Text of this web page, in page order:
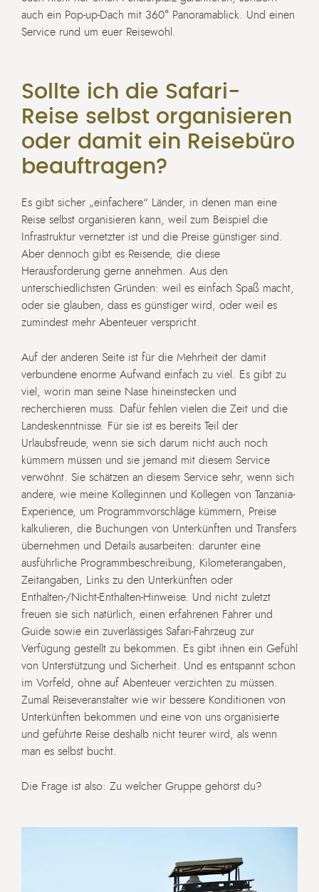
auch ein Pop-up-Dach mit 360° Panoramablick. Und einen
Service rund um euer Reisewohl.
Sollte ich die Safari-
Reise selbst organisieren
oder damit ein Reisebüro
beauftragen?
Es gibt sicher „einfachere“ Länder, in denen man eine
Reise selbst organisieren kann, weil zum Beispiel die
Infrastruktur vernetzter ist und die Preise günstiger sind.
Aber dennoch gibt es Reisende, die diese
Herausforderung gerne annehmen. Aus den
unterschiedlichsten Gründen: weil es einfach Spaß macht,
oder sie glauben, dass es günstiger wird, oder weil es
zumindest mehr Abenteuer verspricht.
Auf der anderen Seite ist für die Mehrheit der damit
verbundene enorme Aufwand einfach zu viel. Es gibt zu
viel, worin man seine Nase hineinstecken und
recherchieren muss. Dafür fehlen vielen die Zeit und die
Landeskenntnisse. Für sie ist es bereits Teil der
Urlaubsfreude, wenn sie sich darum nicht auch noch
kümmern müssen und sie jemand mit diesem Service
verwöhnt. Sie schätzen an diesem Service sehr, wenn sich
andere, wie meine Kolleginnen und Kollegen von Tanzania-
Experience, um Programmvorschläge kümmern, Preise
kalkulieren, die Buchungen von Unterkünften und Transfers
übernehmen und Details ausarbeiten: darunter eine
ausführliche Programmbeschreibung, Kilometerangaben,
Zeitangaben, Links zu den Unterkünften oder
Enthalten-/Nicht-Enthalten-Hinweise. Und nicht zuletzt
freuen sie sich natürlich, einen erfahrenen Fahrer und
Guide sowie ein zuverlässiges Safari-Fahrzeug zur
Verfügung gestellt zu bekommen. Es gibt ihnen ein Gefühl
von Unterstützung und Sicherheit. Und es entspannt schon
im Vorfeld, ohne auf Abenteuer verzichten zu müssen.
Zumal Reiseveranstalter wie wir bessere Konditionen von
Unterkünften bekommen und eine von uns organisierte
und geführte Reise deshalb nicht teurer wird, als wenn
man es selbst bucht.
Die Frage ist also: Zu welcher Gruppe gehörst du?